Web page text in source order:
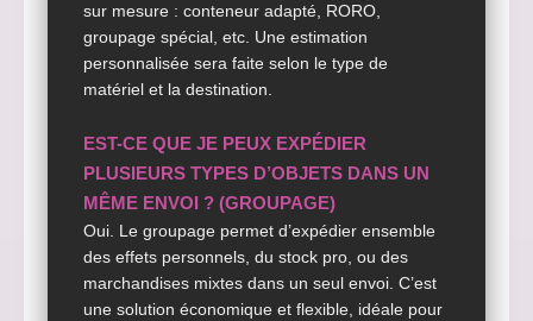
sur mesure : conteneur adapté, RORO,
groupage spécial, etc. Une estimation
personnalisée sera faite selon le type de
matériel et la destination.
EST-CE QUE JE PEUX EXPÉDIER
PLUSIEURS TYPES D’OBJETS DANS UN
MÊME ENVOI ? (GROUPAGE)
Oui. Le groupage permet d’expédier ensemble
des effets personnels, du stock pro, ou des
marchandises mixtes dans un seul envoi. C’est
une solution économique et flexible, idéale pour